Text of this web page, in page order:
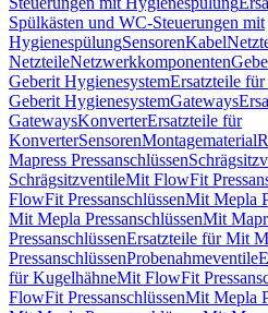
Spülkästen und WC-Steuerungen mit
HygienespülungSensorenKabel
NetzteileNetzwerkkomponenten
Geberit HygienesystemErsatzteile
Geberit HygienesystemGateways
GatewaysKonverterErsatzteile für
KonverterSensorenMontagematerial
Mapress Pressanschlüssen
SchrägsitzventileMit FlowFit
FlowFit PressanschlüssenMit Mepla
Mit Mepla PressanschlüssenMit
PressanschlüssenErsatzteile für Mit
PressanschlüssenProbenahmeventile
für KugelhähneMit FlowFit
FlowFit PressanschlüssenMit Mepla